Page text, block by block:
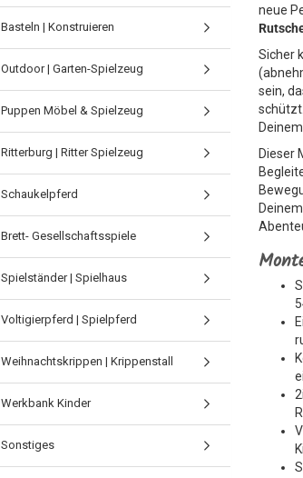
neue
Sicher
sein,
Dieser
Basteln | Konstruieren
Outdoor | Garten-Spielzeug
Puppen Möbel & Spielzeug
Ritterburg | Ritter Spielzeug
Schaukelpferd
Brett- Gesellschaftsspiele
Spielständer | Spielhaus
Voltigierpferd | Spielpferd
Weihnachtskrippen | Krippenstall
Werkbank Kinder
Sonstiges